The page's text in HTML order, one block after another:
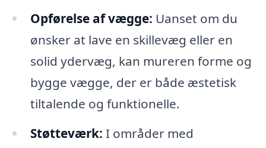
Opførelse af vægge: Uanset om du
ønsker at lave en skillevæg eller en
solid ydervæg, kan mureren forme og
bygge vægge, der er både æstetisk
tiltalende og funktionelle.
Støtteværk: I områder med